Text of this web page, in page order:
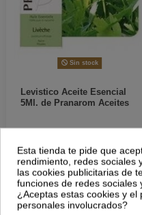
Sin stock
Levistico Aceite Esencial
5Ml. de Pranarom Aceites
Más Información
-16,5%
Esta tienda te pide que
rendimiento, redes sociales
las cookies publicitarias de
funciones de redes sociales
¿Aceptas estas cookies y
personales involucrados?